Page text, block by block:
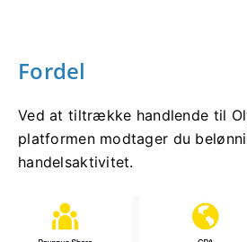
Fordel
Ved at tiltrække handlende til
platformen modtager du
handelsaktivitet.